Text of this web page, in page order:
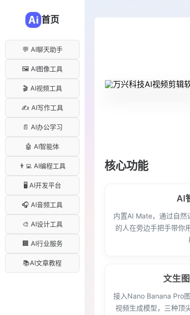
首页
💬 AI聊天助手
🖼️ AI图像工具
🎬 AI视频工具
✍️ AI写作工具
📄 AI办公学习
🤖 AI智能体
👨‍💻 AI编程工具
🖥️ AI开发平台
🎧 AI音频工具
🎨 AI设计工具
🏢 AI行业服务
📚AI文章教程
核心功能
AI
内置AI Mate，通过自然
的人在旁边手把手带你
文生
接入Nano Banana Pro
视频生成模型，三种顶